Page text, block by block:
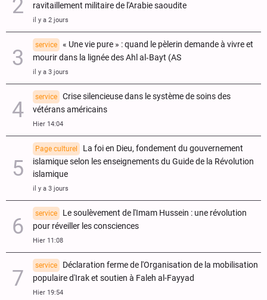
ravitaillement militaire de l'Arabie saoudite
il y a 2 jours
service
« Une vie pure » : quand le pèlerin demande à vivre et
mourir dans la lignée des Ahl al‑Bayt (AS
il y a 3 jours
service
Crise silencieuse dans le système de soins des
vétérans américains
Hier 14:04
Page culturel
La foi en Dieu, fondement du gouvernement
islamique selon les enseignements du Guide de la Révolution
islamique
il y a 3 jours
service
Le soulèvement de l'Imam Hussein : une révolution
pour réveiller les consciences
Hier 11:08
service
Déclaration ferme de l'Organisation de la mobilisation
populaire d'Irak et soutien à Faleh al-Fayyad
Hier 19:54